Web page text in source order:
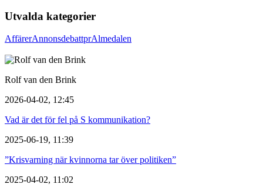
Utvalda kategorier
AffärerAnnonsdebattprAlmedalen
Rolf van den Brink
2026-04-02, 12:45
Vad är det för fel på S kommunikation?
2025-06-19, 11:39
”Krisvarning när kvinnorna tar över politiken”
2025-04-02, 11:02